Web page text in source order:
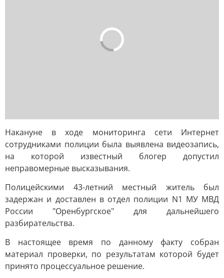
Накануне в ходе мониторинга сети Интернет
сотрудниками полиции была выявлена видеозапись,
на которой известный блогер допустил
неправомерные высказывания.
Полицейскими 43-летний местный житель был
задержан и доставлен в отдел полиции N1 МУ МВД
России "Оренбургское" для дальнейшего
разбирательства.
В настоящее время по данному факту собран
материал проверки, по результатам которой будет
принято процессуальное решение.